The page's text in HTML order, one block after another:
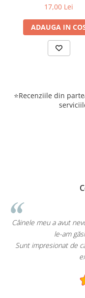
17,00 Lei
ADAUGA IN
⭐Recenziile din
Câinele meu a avut
le-am
Sunt impresionat de